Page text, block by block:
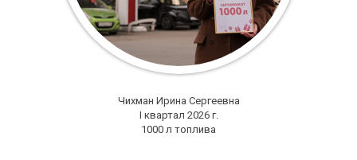
Чихман Ирина Сергеевна
I квартал 2026 г.
1000 л топлива